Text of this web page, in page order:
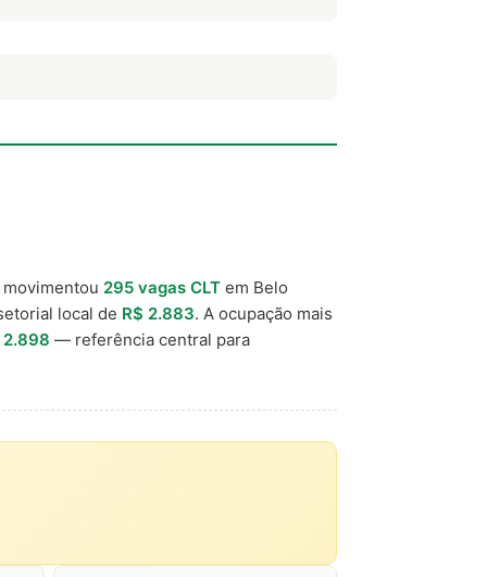
295 vagas CLT em Belo
local de R$ 2.883. A ocupação mais
2.898 — referência central para